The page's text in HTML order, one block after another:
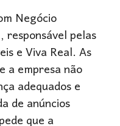
Negócio
pelas
e Viva Real. As
a empresa não
adequados e
de anúncios